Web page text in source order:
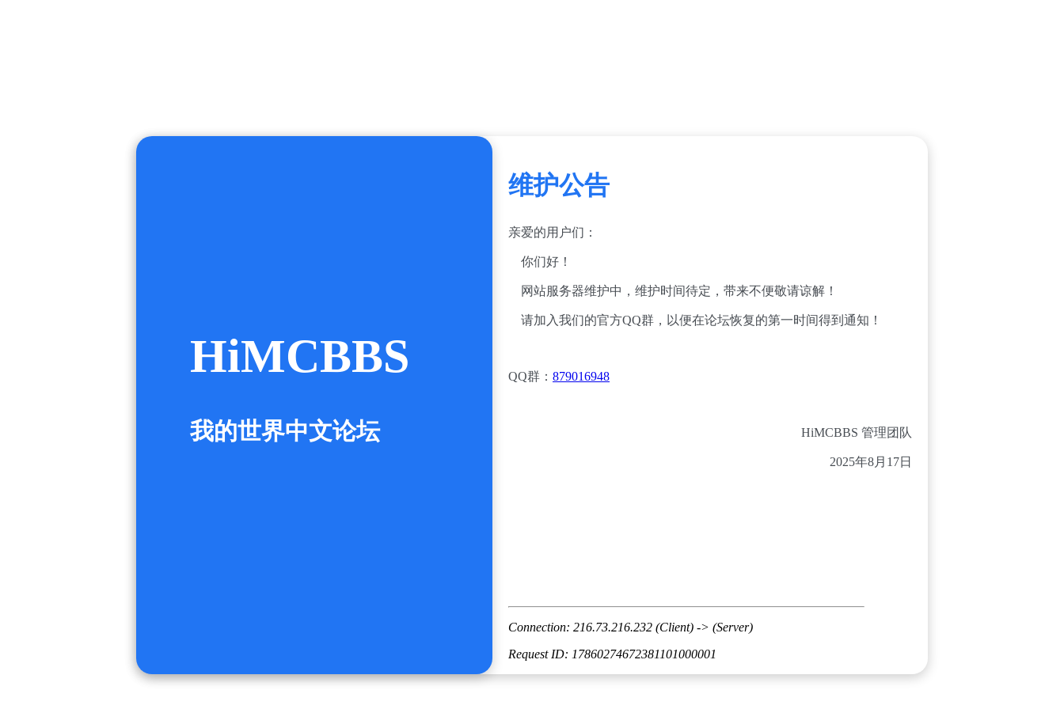
HiMCBBS
我的世界中文论坛
维护公告
亲爱的用户们：
你们好！
网站服务器维护中，维护时间待定，带来不便敬请谅解！
请加入我们的官方QQ群，以便在论坛恢复的第一时间得到通知！
QQ群： 879016948
HiMCBBS 管理团队
2025年8月17日
Connection: 216.73.216.232 (Client) -> (Server)
Request ID: 17860274672381101000001